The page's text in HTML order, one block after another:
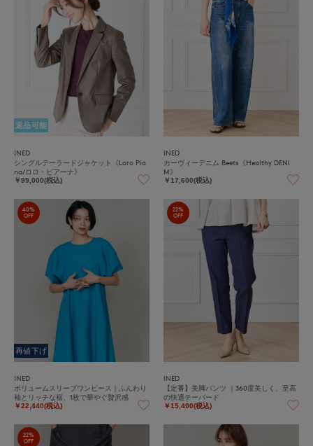
返品可能
INED
シングルテーラードジャケット《Loro Pia
na/ロロ・ピアーナ》
￥99,000(税込)
INED
カーヴィーデニム Beets《Healthy DENI
M》
￥17,600(税込)
40%
OFF
再値下げ
INED
ボリュームスリーブワンピース｜ふんわり
袖とリッチな裾、1枚で華やぐ贅沢感
￥22,440(税込)
22%
OFF
INED
【定番】美脚パンツ ｜360度美しく、至高
の快適テーパード
￥15,400(税込)
22%
OFF